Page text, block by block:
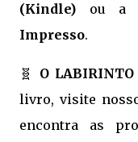
(Kindle) ou a
Impresso.
🧬 O LABIRINTO
livro, visite
encontra as